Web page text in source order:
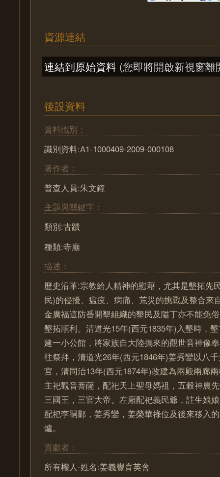
資源連結
連結到原始資料 (您即將開啟新視窗離
後設資料
資料識別：
識別資料:A1-1000409-2009-000108
著作者：
普查人員:朱文鐘
主題與關鍵字：
類別:古蹟
種類:寺廟
描述：
歷史沿革:宗教給人精神的慰藉，尤其是墾拓先
民)的侵擾、瘟疫、病痛、荒災的挑戰及整合來
金廣福這防番開墾組織的墾民及隘丁亦不能免
墾拓順利。清道光15年(西元1835年)入墾時，
建一小公館，將家族自大陸攜來的觀世音神像
往祭拜，清道光26年(西元1846年)姜秀鑾以八
宮，清同治13年(西元1874年)改建為兩殿兩廊
主祀觀音菩薩，配祀天上聖母媽祖，五榖神農
三國王，三官大帝。左廂配祀義民爺，註生娘
配祀李嗣鄴，姜秀鑾，姜榮華祿位及後來移入
爐。
貢獻者：
所有權人-姓名:姜義豐育英會